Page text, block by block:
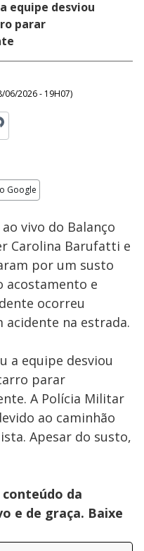
equipe desviou
parar
06/2026 - 19H07)
Google
vivo do Balanço
Carolina Barufatti e
por um susto
acostamento e
ocorreu
na estrada.
a equipe desviou
parar
A Polícia Militar
ao caminhão
Apesar do susto,
da
e de graça. Baixe